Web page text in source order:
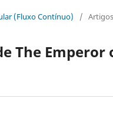
(Fluxo Contínuo) / Artigos
The Emperor